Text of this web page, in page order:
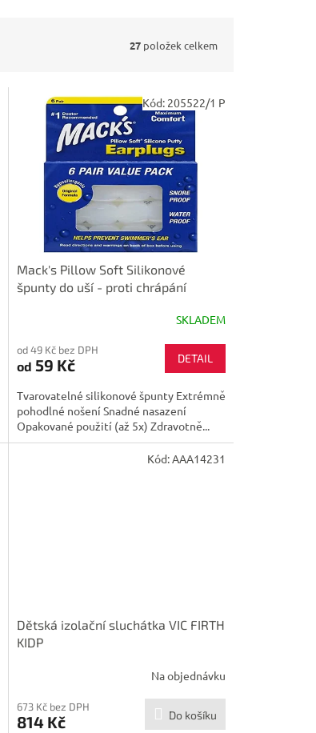
27 položek celkem
Mack's Pillow Soft Silikonové
špunty do uší - proti chrápání
SKLADEM
od 49 Kč bez DPH
od 59 Kč DETAIL
Tvarovatelné silikonové špunty Extrémně
pohodlné nošení Snadné nasazení
Opakované použití (až 5x) Zdravotně...
Kód: 205522/1 P
Dětská izolační sluchátka VIC FIRTH
KIDP
Na objednávku
673 Kč bez DPH
814 Kč Do košíku
Kód:AAA14231